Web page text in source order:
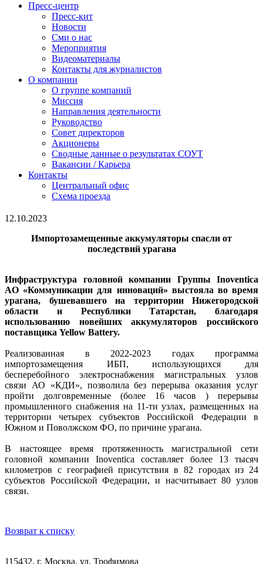
Пресс-центр
Пресс-кит
Новости
Сми о нас
Мероприятия
Видеоматериалы
Контакты для журналистов
О компании
О группе компаний
Миссия
Направления деятельности
Руководство
Совет директоров
Акционеры
Сводные данные о результатах СОУТ
Вакансии / Карьера
Контакты
Центральный офис
Схема проезда
12.10.2023
Импортозамещенные аккумуляторы спасли от
последствий урагана
Инфраструктура головной компании Группы Inoventica
AO «Коммуникации для инноваций» выстояла во время
урагана, бушевавшего на территории Нижегородской
области и Республики Татарстан, благодаря
использованию новейших аккумуляторов российского
поставщика Yellow Battery.
Реализованная в 2022-2023 годах программа
импортозамещения ИБП, использующихся для
бесперебойного электроснабжения магистральных узлов
связи АО «КДИ», позволила без перерыва оказания услуг
пройти долговременные (более 16 часов ) перерывы
промышленного снабжения на 11-ти узлах, размещенных на
территории четырех субъектов Российской Федерации в
Южном и Поволжском ФО, по причине урагана.
В настоящее время протяженность магистральной сети
головной компании Inoventica составляет более 13 тысяч
километров с географией присутствия в 82 городах из 24
субъектов Российской Федерации, и насчитывает 80 узлов
связи.
Возврат к списку
115432, г. Москва, ул. Трофимова